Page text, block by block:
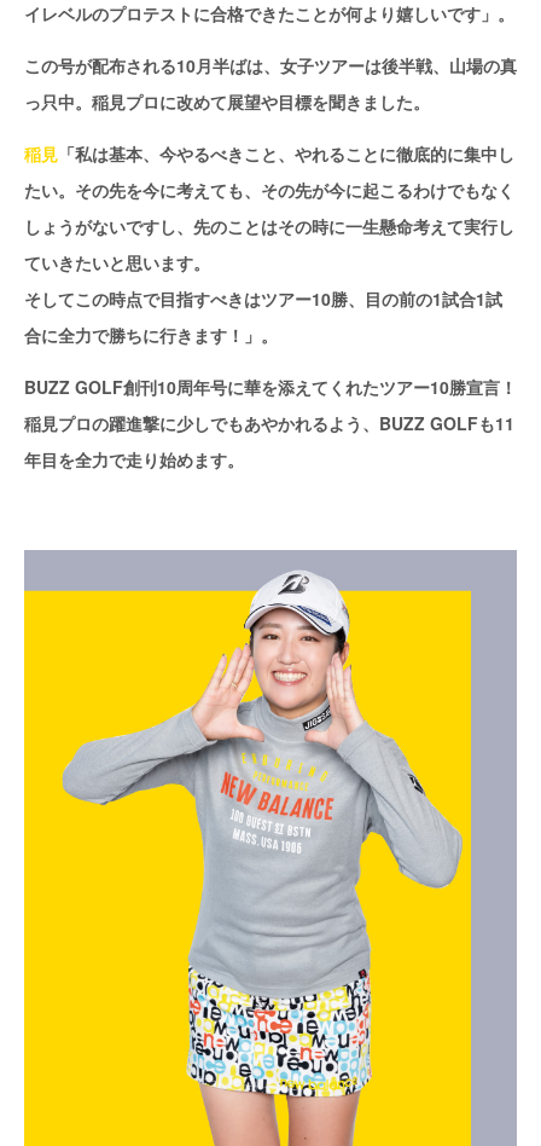
イレベルのプロテストに合格できたことが何より嬉しいです」。
この号が配布される10月半ばは、女子ツアーは後半戦、山場の真
っ只中。稲見プロに改めて展望や目標を聞きました。
稲見 「私は基本、今やるべきこと、やれることに徹底的に集中し
たい。その先を今に考えても、その先が今に起こるわけでもなく
しょうがないですし、先のことはその時に一生懸命考えて実行し
ていきたいと思います。
そしてこの時点で目指すべきはツアー10勝、目の前の1試合1試
合に全力で勝ちに行きます！」。
BUZZ GOLF創刊10周年号に華を添えてくれたツアー10勝宣言！
稲見プロの躍進撃に少しでもあやかれるよう、BUZZ GOLFも11
年目を全力で走り始めます。